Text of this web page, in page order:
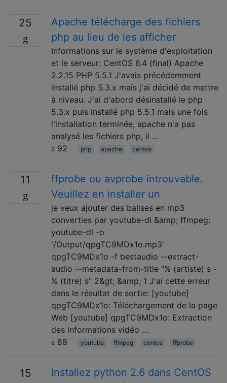
25
Apache télécharge des fichiers
php au lieu de les afficher
Informations sur le système d'exploitation
et le serveur: CentOS 6.4 (final) Apache
2.2.15 PHP 5.5.1 J'avais précédemment
installé php 5.3.x mais j'ai décidé de mettre
à niveau. J'ai d'abord désinstallé le php
5.3.x puis installé php 5.5.1 mais une fois
l'installation terminée, apache n'a pas
analysé les fichiers php, il …
92
php apache centos
11
ffprobe ou avprobe introuvable.
Veuillez en installer un
je veux ajouter des balises en mp3
converties par youtube-dl &amp; ffmpeg:
youtube-dl -o
'/Output/qpgTC9MDx1o.mp3'
qpgTC9MDx1o -f bestaudio --extract-
audio --metadata-from-title "% (artiste) s -
% (titre) s" 2&gt; &amp; 1 J'ai cette erreur
dans le résultat de sortie: [youtube]
qpgTC9MDx1o: Téléchargement de la page
Web [youtube] qpgTC9MDx1o: Extraction
des informations vidéo …
88
youtube ffmpeg centos ffprobe
15 Installez python 2.6 dans CentOS